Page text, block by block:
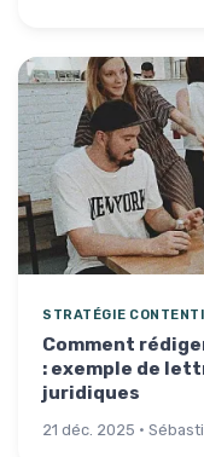
STRATÉGIE
Comment
: exemple de
juridiques
21 déc. 2025 ·